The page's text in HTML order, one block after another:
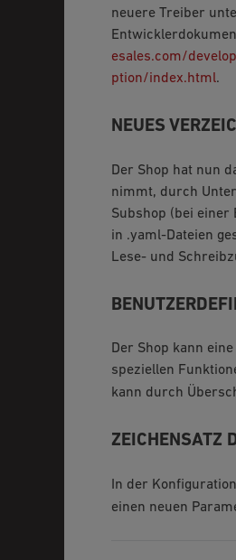
neuere Treiber
esales.com/
ption/index.html.
NEUES
Der Shop hat nun
nimmt, durch
Subshop (bei einer
in .yaml-Dateien
Lese- und
Der Shop kann
speziellen
kann durch
ZEICHENSATZ
In der
einen neuen